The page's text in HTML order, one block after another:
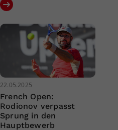
22.05.2025
French Open:
Rodionov verpasst
Sprung in den
Hauptbewerb